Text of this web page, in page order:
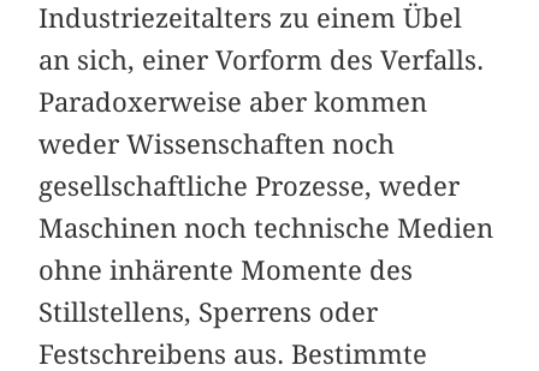
Industriezeitalters zu einem Übel
an sich, einer Vorform des Verfalls.
Paradoxerweise aber kommen
weder Wissenschaften noch
gesellschaftliche Prozesse, weder
Maschinen noch technische Medien
ohne inhärente Momente des
Stillstellens, Sperrens oder
Festschreibens aus. Bestimmte